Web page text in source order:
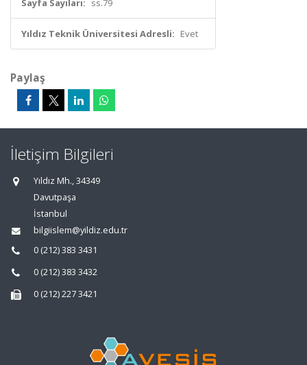
Sayfa Sayıları: ss.79
Yıldız Teknik Üniversitesi Adresli: Evet
Paylaş
İletişim Bilgileri
Yıldız Mh., 34349
Davutpaşa
İstanbul
bilgiislem@yildiz.edu.tr
0 (212) 383 3431
0 (212) 383 3432
0 (212) 227 3421